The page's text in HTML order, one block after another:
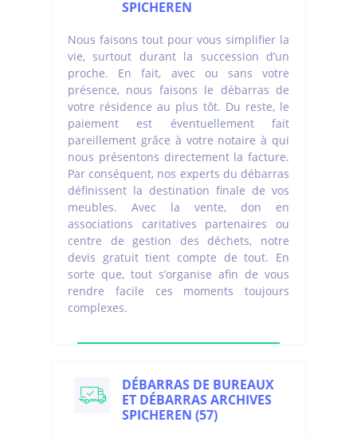
SPICHEREN
Nous faisons tout pour vous simplifier la
vie, surtout durant la succession d’un
proche. En fait, avec ou sans votre
présence, nous faisons le débarras de
votre résidence au plus tôt. Du reste, le
paiement est éventuellement fait
pareillement grâce à votre notaire à qui
nous présentons directement la facture.
Par conséquent, nos experts du débarras
définissent la destination finale de vos
meubles. Avec la vente, don en
associations caritatives partenaires ou
centre de gestion des déchets, notre
devis gratuit tient compte de tout. En
sorte que, tout s’organise afin de vous
rendre facile ces moments toujours
complexes.
DÉBARRAS DE BUREAUX
ET DÉBARRAS ARCHIVES
SPICHEREN (57)